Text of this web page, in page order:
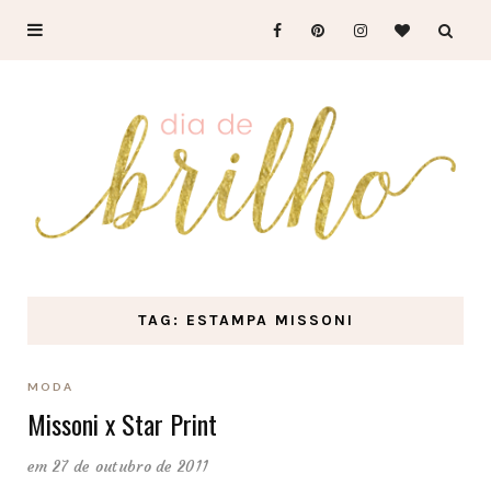
TAG: ESTAMPA MISSONI
MODA
Missoni x Star Print
em 27 de outubro de 2011